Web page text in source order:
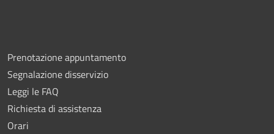
Prenotazione appuntamento
Segnalazione disservizio
Leggi le FAQ
Richiesta di assistenza
Orari